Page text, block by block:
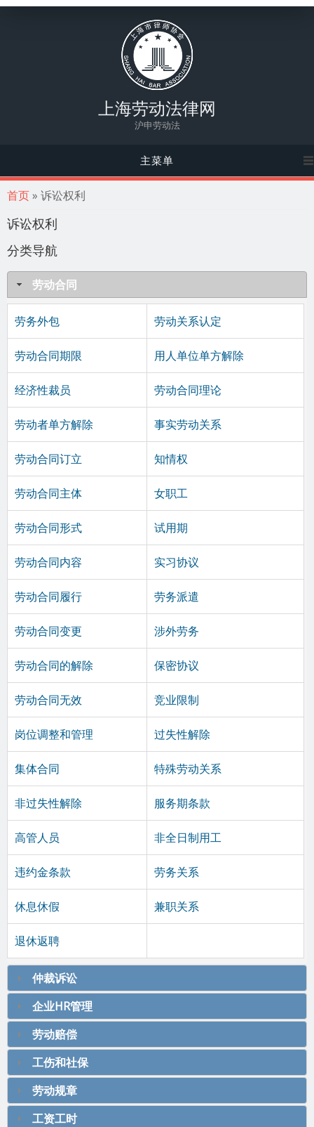
上海劳动法律网
沪申劳动法
主菜单
你在这里
首页» 诉讼权利
诉讼权利
分类导航
劳动合同
劳务外包 劳动关系认定
劳动合同期限 用人单位单方解除
经济性裁员 劳动合同理论
劳动者单方解除 事实劳动关系
劳动合同订立 知情权
劳动合同主体 女职工
劳动合同形式 试用期
劳动合同内容 实习协议
劳动合同履行 劳务派遣
劳动合同变更 涉外劳务
劳动合同的解除 保密协议
劳动合同无效 竞业限制
岗位调整和管理 过失性解除
集体合同 特殊劳动关系
非过失性解除 服务期条款
高管人员 非全日制用工
违约金条款 劳务关系
休息休假 兼职关系
退休返聘
仲裁诉讼
企业HR管理
劳动赔偿
工伤和社保
劳动规章
工资工时